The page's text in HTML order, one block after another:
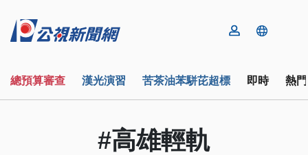
總預算審查 漢光演習 苦茶油苯駢芘超標 即時 熱
#高雄輕軌